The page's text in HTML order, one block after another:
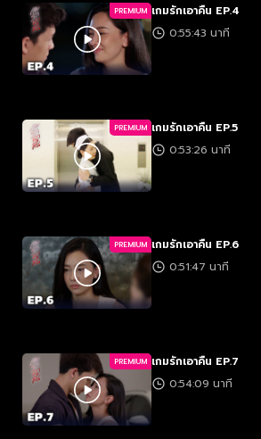
PREMIUM เกมรักเอาคืน EP.4
0:55:43 นาที
PREMIUM เกมรักเอาคืน EP.5
0:53:26 นาที
PREMIUM เกมรักเอาคืน EP.6
0:51:47 นาที
PREMIUM เกมรักเอาคืน EP.7
0:54:09 นาที